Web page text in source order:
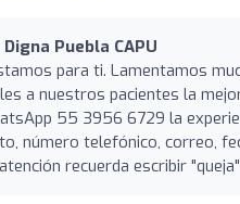
Puebla CAPU
para ti. Lamentamos
a nuestros pacientes la
55 3956 6729 la
número telefónico, correo,
recuerda escribir